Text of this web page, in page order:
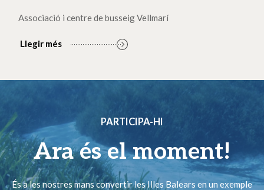
Associació i centre de busseig Vellmarí
Llegir més
PARTICIPA-HI
Ara és el moment!
És a les nostres mans convertir les Illes Balears en un exemple